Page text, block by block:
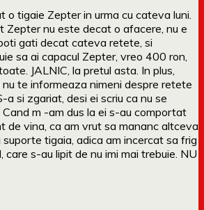
o tigaie Zepter in urma cu cateva luni.
Zepter nu este decat o afacere, nu e
gati decat cateva retete, si
sa ai capacul Zepter, vreo 400 ron,
JALNIC, la pretul asta. In plus,
nu te informeaza nimeni despre retete
a si zgariat, desi ei scriu ca nu se
Cand m -am dus la ei s-au comportat
de vina, ca am vrut sa mananc altceva
tigaia, adica am incercat sa frig
care s-au lipit de nu imi mai trebuie. NU